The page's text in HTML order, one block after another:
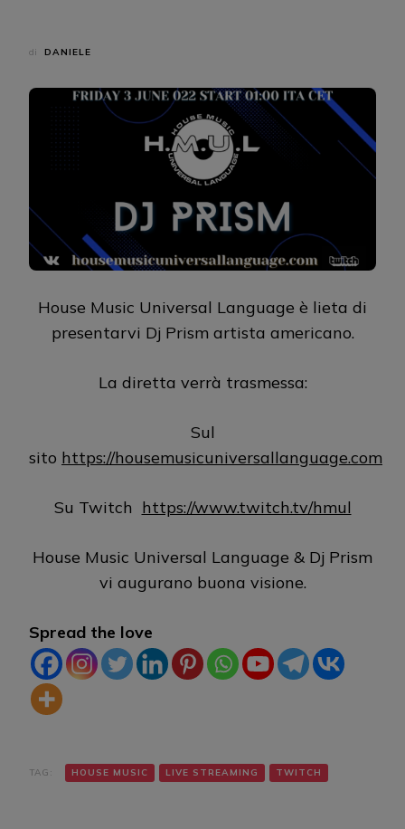
di DANIELE
House Music Universal Language è lieta di
presentarvi Dj Prism artista americano.
La diretta verrà trasmessa:
Sul
sito https://housemusicuniversallanguage.com
Su Twitch https://www.twitch.tv/hmul
House Music Universal Language & Dj Prism
vi augurano buona visione.
Spread the love
TAG: HOUSE MUSIC LIVE STREAMING TWITCH